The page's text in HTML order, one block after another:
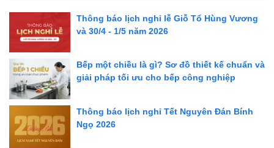
Bộ sưu tập: Logic
Kiểu loại: Bộ sen tắm nóng lạnh
Chất liệu: Đồng mạ chrome
Xuất xứ: Italy
Bảo hành: 24 tháng
Đặc điểm nổi bật
Thông báo lịch nghỉ lễ Giỗ Tổ Hùng Vương
và 30/4 - 1/5 năm 2026
Bếp một chiều là gì? Sơ đồ thiết kế chuẩn và
giải pháp tối ưu cho bếp công nghiệp
Thông báo lịch nghỉ Tết Nguyên Đán Bính
Ngọ 2026